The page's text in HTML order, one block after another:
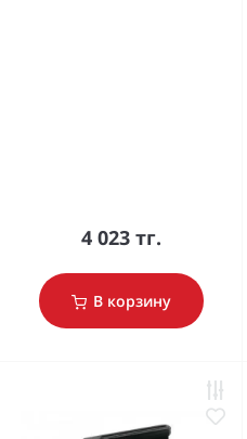
4 023 тг.
В корзину